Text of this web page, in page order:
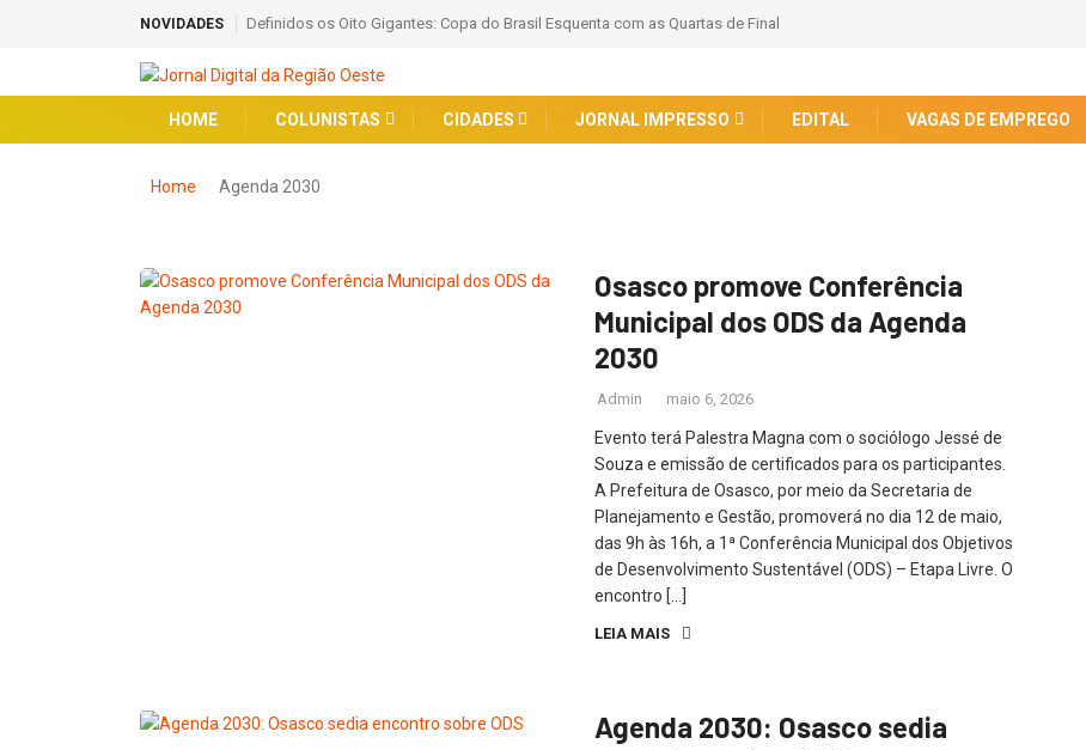
NOVIDADES Definidos os Oito Gigantes: Copa do Brasil Esquenta com as Quartas de Final
HOME COLUNISTAS CIDADES JORNAL IMPRESSO EDITAL VAGAS DE EMPREGO
Home Agenda 2030
Osasco promove Conferência
Municipal dos ODS da Agenda
2030
Admin maio 6, 2026
Evento terá Palestra Magna com o sociólogo Jessé de
Souza e emissão de certificados para os participantes.
A Prefeitura de Osasco, por meio da Secretaria de
Planejamento e Gestão, promoverá no dia 12 de maio,
das 9h às 16h, a 1ª Conferência Municipal dos Objetivos
de Desenvolvimento Sustentável (ODS) – Etapa Livre. O
encontro […]
LEIA MAIS
Agenda 2030: Osasco sedia